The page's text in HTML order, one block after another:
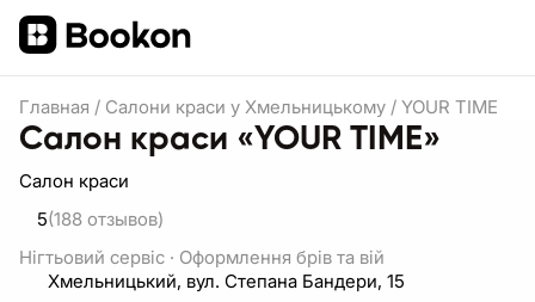
Главная / Салони краси у Хмельницькому / YOUR TIME
Салон краси «YOUR TIME»
Салон краси
5(188 отзывов)
Нігтьовий сервіс · Оформлення брів та вій
Хмельницький, вул. Степана Бандери, 15